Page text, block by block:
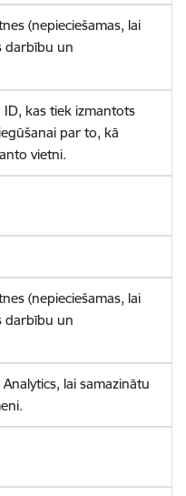
(nepieciešamas, lai
darbību un
kas tiek izmantots
par to, kā
vietni.
(nepieciešamas, lai
darbību un
lai samazinātu